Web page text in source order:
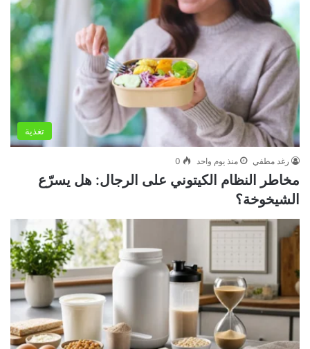
تغذية
رغد مطفي منذ يوم واحد 0
مخاطر النظام الكيتوني على الرجال: هل يسرّع
الشيخوخة؟